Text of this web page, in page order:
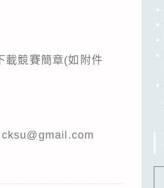
載競賽簡章(如附件